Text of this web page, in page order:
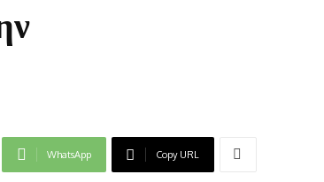
WhatsApp Copy URL